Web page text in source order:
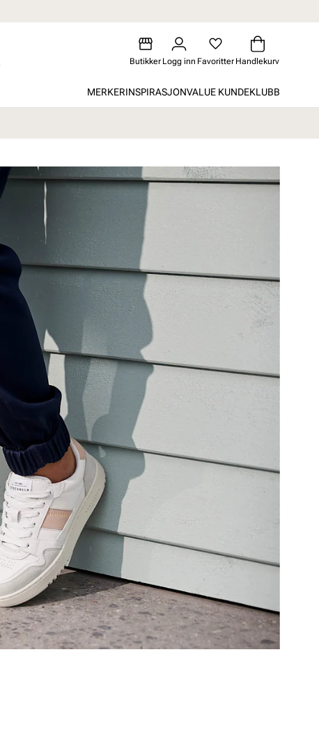
Butikker Logg inn Favoritter Handlekurv
MERKERINSPIRASJONVALUE KUNDEKLUBB